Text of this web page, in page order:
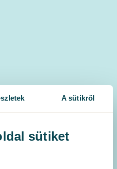
A sütikről
sütiket